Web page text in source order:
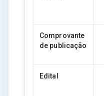
Comprovante
de publicação
Edital